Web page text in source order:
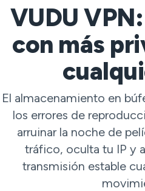
VUDU
con más
El almacenamiento en
los errores de
arruinar la noche de
tráfico, oculta tu IP y
transmisión estable